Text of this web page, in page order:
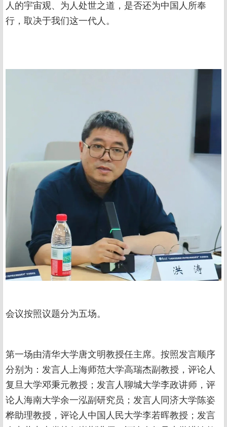
人的宇宙观、为人处世之道，是否还为中国人所奉
行，取决于我们这一代人。
会议按照议题分为五场。
第一场由清华大学唐文明教授任主席。按照发言顺序
分别为：发言人上海师范大学高瑞杰副教授，评论人
复旦大学邓秉元教授；发言人聊城大学李政讲师，评
论人海南大学余一泓副研究员；发言人同济大学陈姿
桦助理教授，评论人中国人民大学李若晖教授；发言